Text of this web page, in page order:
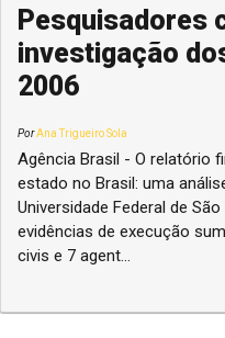
Pesquisadores
investigação
2006
PorAna Trigueiro Sola
Agência Brasil - O relatório
estado no Brasil: uma
Universidade Federal de
evidências de execução
civis e 7 agent...